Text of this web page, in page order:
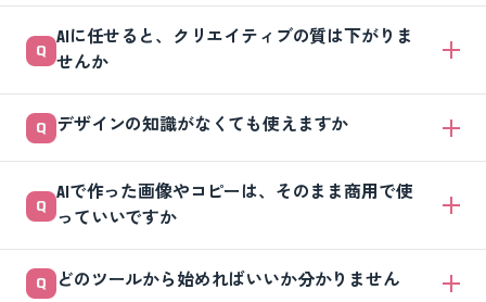
AIに任せると、クリエイティブの質は下がりま
せんか
案出しと量産に使い、選別と仕上げを人がやれば、質を保ったまま試せ
る数が増えます。質は「人の編集力」で決まります。
デザインの知識がなくても使えますか
か」を選ぶ目は必要です。最初は社内で詳しい人と一緒に判断したり、
外部に伴走してもらいながら、選ぶ基準を社内に貯めていくのがおすす
めです。
AIで作った画像やコピーは、そのまま商用で使
っていいですか
なるため、使う前に最新の規約を必ず確認してください。重要な用途で
どのツールから始めればいいか分かりません